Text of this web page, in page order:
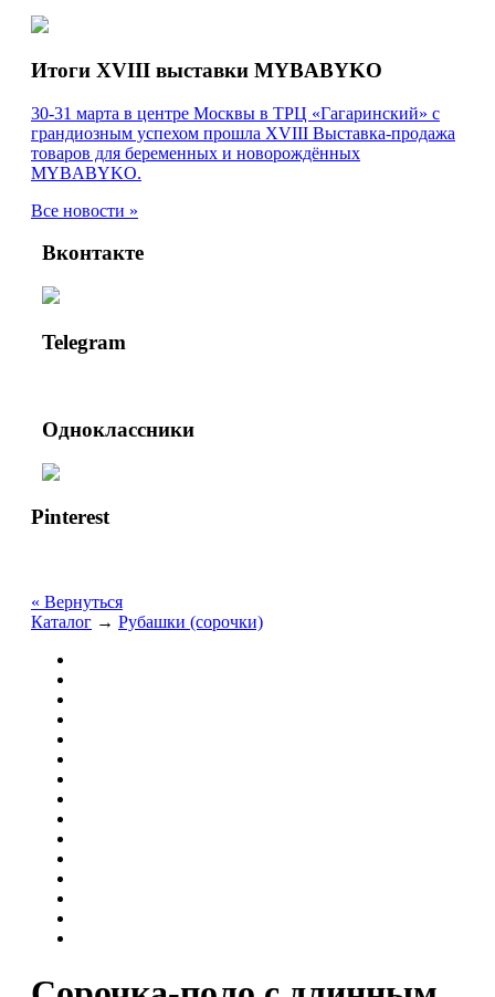
Итоги XVIII выставки MYBABYKO
30-31 марта в центре Москвы в ТРЦ «Гагаринский» с
грандиозным успехом прошла XVIII Выставка-продажа
товаров для беременных и новорождённых
MYBABYKO.
Все новости »
Вконтакте
Telegram
Одноклассники
Pinterest
« Вернуться
Каталог → Рубашки (сорочки)